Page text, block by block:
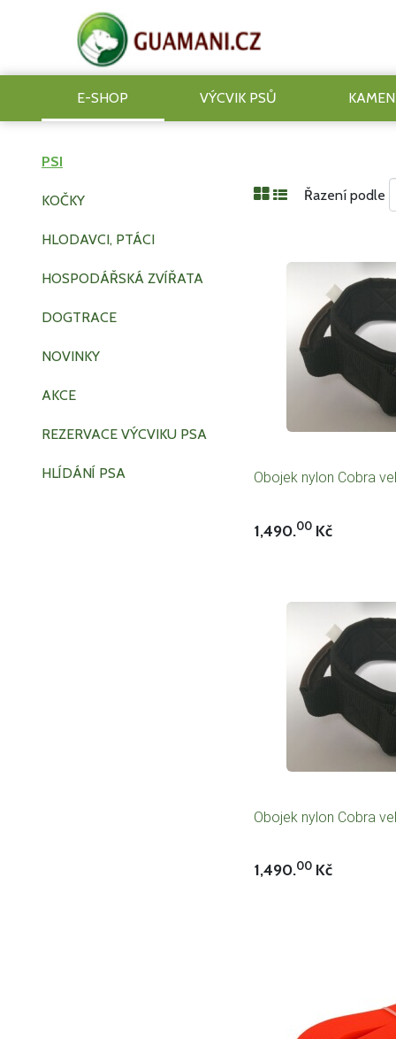
E-SHOP VÝCVIK PSŮ
PSI
KOČKY
HLODAVCI, PTÁCI
HOSPODÁŘSKÁ ZVÍŘATA
DOGTRACE
NOVINKY
AKCE
REZERVACE VÝCVIKU PSA
HLÍDÁNÍ PSA
Řazení podle
Obojek nylon Cobra
1,490.00 Kč
Obojek nylon Cobra
1,490.00 Kč